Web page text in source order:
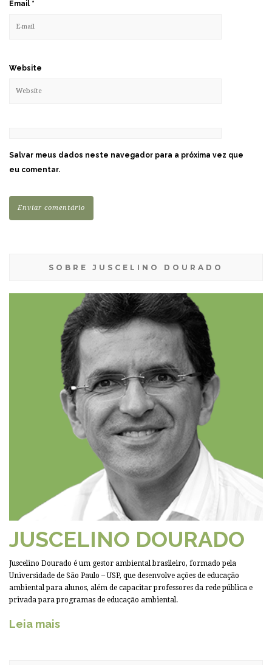
Email *
Website
Salvar meus dados neste navegador para a próxima vez que
eu comentar.
SOBRE JUSCELINO DOURADO
JUSCELINO DOURADO
Juscelino Dourado é um gestor ambiental brasileiro, formado pela
Universidade de São Paulo – USP, que desenvolve ações de educação
ambiental para alunos, além de capacitar professores da rede pública e
privada para programas de educação ambiental.
Leia mais